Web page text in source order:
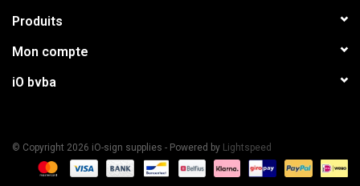
Produits
Mon compte
iO bvba
© Copyright 2026 iO-sign supplies - Powered by Lightspeed